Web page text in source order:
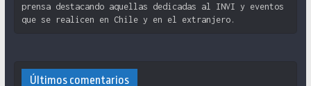
prensa destacando aquellas dedicadas al INVI y eventos
que se realicen en Chile y en el extranjero.
Últimos comentarios